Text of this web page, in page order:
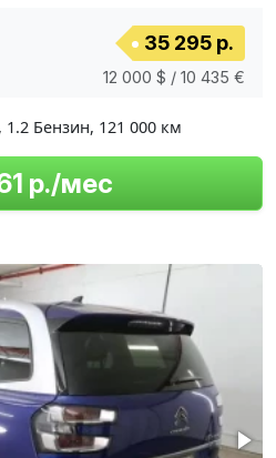
35 295 р.
12 000 $ / 10 435 €
, 1.2 Бензин, 121 000 км
р./мес